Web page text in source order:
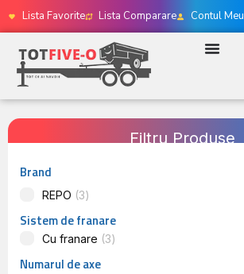
Lista Favorite Lista Comparare Contul Meu
Filtru Produse
Brand
REPO 3
Sistem de franare
Cu franare 3
Numarul de axe